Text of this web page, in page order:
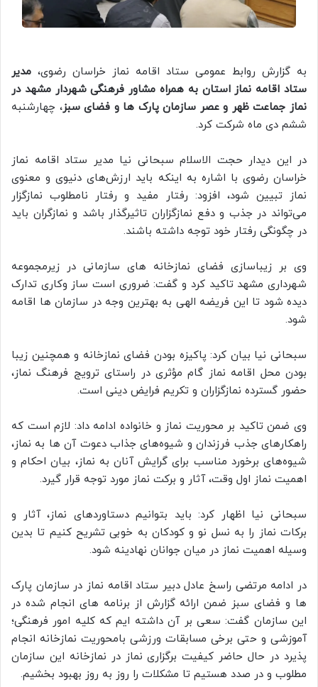
به گزارش روابط عمومی ستاد اقامه نماز خراسان رضوی، مدیر
ستاد اقامه نماز استان به همراه مشاور فرهنگی شهردار مشهد در
نماز جماعت ظهر و عصر سازمان پارک ها و فضای سبز، چهارشنبه
ششم دی ماه شرکت کرد.
در این دیدار حجت الاسلام سبحانی نیا مدیر ستاد اقامه نماز
خراسان رضوی با اشاره به اینکه باید ارزش‌های دنیوی و معنوی
نماز تبیین شود، افزود: رفتار مفید و رفتار نامطلوب نمازگزار
می‌تواند در جذب و دفع نمازگزاران تاثیرگذار باشد و نمازگران باید
در چگونگی رفتار خود توجه داشته باشند.
وی بر زیباسازی فضای نمازخانه های سازمانی در زیرمجموعه
شهرداری مشهد تاکید کرد و گفت: ضروری است ساز وکاری تدارک
دیده شود تا این فریضه الهی به بهترین وجه در سازمان ها اقامه
شود.
سبحانی نیا بیان کرد: پاکیزه بودن فضای نمازخانه و همچنین زیبا
بودن محل اقامه نماز گام مؤثری در راستای ترویج فرهنگ نماز،
حضور گسترده نمازگزاران و تکریم فرایض دینی است.
وی ضمن تاکید بر محوریت نماز و خانواده ادامه داد: لازم است که
راهکارهای جذب فرزندان و شیوه‌های جذاب دعوت آن ها به نماز،
شیوه‌های برخورد مناسب برای گرایش آنان به نماز، بیان احکام و
اهمیت نماز اول وقت، آثار و برکت نماز مورد توجه قرار گیرد.
سبحانی نیا اظهار کرد: باید بتوانیم دستاوردهای نماز، آثار و
برکات نماز را به نسل نو و کودکان به خوبی تشریح کنیم تا بدین
وسیله اهمیت نماز در میان جوانان نهادینه شود.
در ادامه مرتضی راسخ عادل دبیر ستاد اقامه نماز در سازمان پارک
ها و فضای سبز ضمن ارائه گزارش از برنامه های انجام شده در
این سازمان گفت: سعی بر آن داشته ایم که کلیه امور فرهنگی؛
آموزشی و حتی برخی مسابقات ورزشی بامحوریت نمازخانه انجام
پذیرد در حال حاضر کیفیت برگزاری نماز در نمازخانه این سازمان
مطلوب و در صدد هستیم تا مشکلات را روز به روز بهبود بخشیم.